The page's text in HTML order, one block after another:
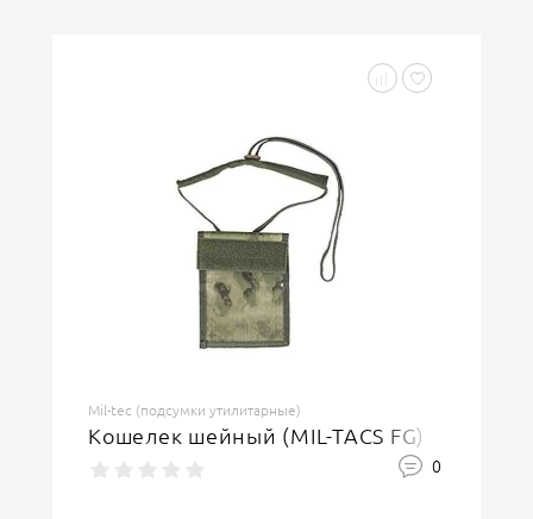
Mil-tec (подсумки утилитарные)
Кошелек шейный (MIL-TACS FG)
0